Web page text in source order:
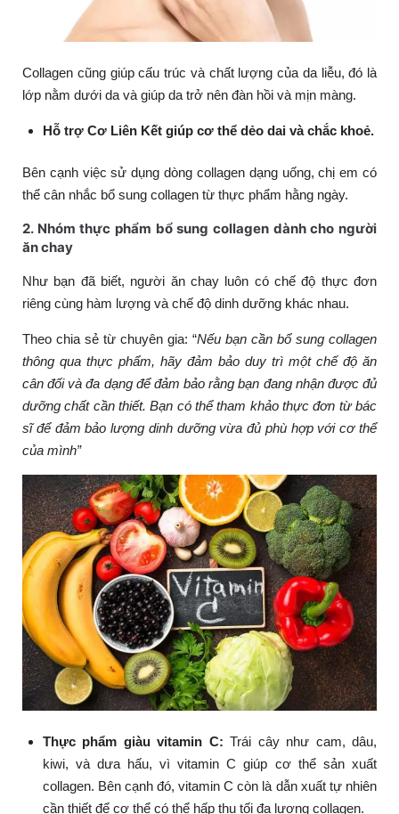
Collagen cũng giúp cấu trúc và chất lượng của da liễu, đó là
lớp nằm dưới da và giúp da trở nên đàn hồi và mịn màng.
Hỗ trợ Cơ Liên Kết giúp cơ thể dẻo dai và chắc khoẻ.
Bên cạnh việc sử dụng dòng collagen dạng uống, chị em có
thể cân nhắc bổ sung collagen từ thực phẩm hằng ngày.
2. Nhóm thực phẩm bổ sung collagen dành cho người
ăn chay
Như bạn đã biết, người ăn chay luôn có chế độ thực đơn
riêng cùng hàm lượng và chế độ dinh dưỡng khác nhau.
Theo chia sẻ từ chuyên gia: “Nếu bạn cần bổ sung collagen
thông qua thực phẩm, hãy đảm bảo duy trì một chế độ ăn
cân đối và đa dạng để đảm bảo rằng bạn đang nhận được đủ
dưỡng chất cần thiết. Bạn có thể tham khảo thực đơn từ bác
sĩ để đảm bảo lượng dinh dưỡng vừa đủ phù hợp với cơ thể
của mình”
Thực phẩm giàu vitamin C: Trái cây như cam, dâu,
kiwi, và dưa hấu, vì vitamin C giúp cơ thể sản xuất
collagen. Bên cạnh đó, vitamin C còn là dẫn xuất tự nhiên
cần thiết để cơ thể có thể hấp thụ tối đa lượng collagen.